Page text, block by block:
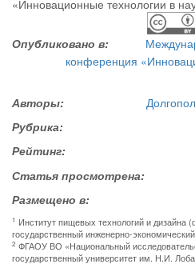
Опубликовано в:
конференция
Авторы:
Рубрика:
Рейтинг:
Статья просмотрена:
Размещено в:
1 Институт пищевых технологий и
государственный инженерно-
2 ФГАОУ ВО «Национальный
государственный университет им. Н.И.